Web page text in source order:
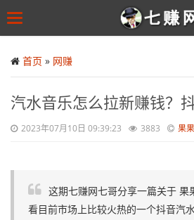
to
main
Toggle
首页 » 网赚
汽水音乐怎么拉新赚钱？
2023年07月10日 09:39:23 3883 果
这期七赚网七哥分享一篇关于 果
看目前市场上比较火热的一个抖音汽